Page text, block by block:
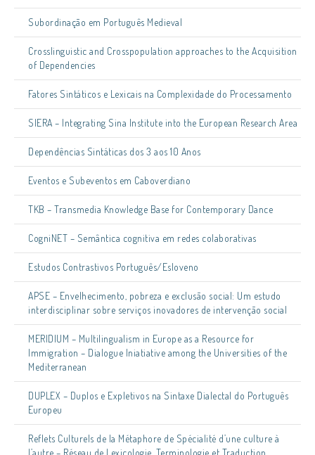
Subordinação em Português Medieval
Crosslinguistic and Crosspopulation approaches to the Acquisition
of Dependencies
Fatores Sintáticos e Lexicais na Complexidade do Processamento
SIERA – Integrating Sina Institute into the European Research Area
Dependências Sintáticas dos 3 aos 10 Anos
Eventos e Subeventos em Caboverdiano
TKB – Transmedia Knowledge Base for Contemporary Dance
CogniNET – Semântica cognitiva em redes colaborativas
Estudos Contrastivos Português/Esloveno
APSE – Envelhecimento, pobreza e exclusão social: Um estudo
interdisciplinar sobre serviços inovadores de intervenção social
MERIDIUM – Multilingualism in Europe as a Resource for
Immigration – Dialogue Iniatiative among the Universities of the
Mediterranean
DUPLEX – Duplos e Expletivos na Sintaxe Dialectal do Português
Europeu
Reflets Culturels de la Métaphore de Spécialité d’une culture à
l’autre – Réseau de Lexicologie, Terminologie et Traduction